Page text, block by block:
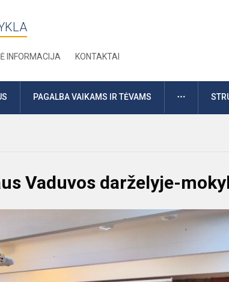
INFORMACIJA KONTAKTAI
PAGALBA VAIKAMS IR TĖVAMS DAUGIAU
Vaduvos darželyje-